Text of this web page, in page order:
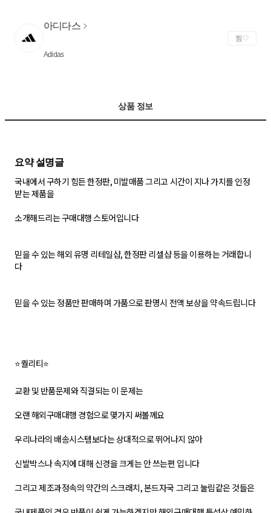
아디다스
Adidas
찜
상품 정보
요약 설명글
국내에서 구하기 힘든 한정판, 미발매품 그리고 시간이 지나 가치를 인정
받는 제품을
소개해드리는 구매대행 스토어입니다
믿을 수 있는 해외 유명 리테일샵, 한정판 리셀샵 등을 이용하는 거래합니
다
믿을 수 있는 정품만 판매하며 가품으로 판명시 전액 보상을 약속드립니다
⭐퀄리티⭐
교환 및 반품문제와 직결되는 이 문제는
오랜 해외구매대행 경험으로 몇가지 써볼께요
우리나라의 배송시스템보다는 상대적으로 뛰어나지 않아
신발박스나 속지에 대해 신경을 크게는 안 쓰는편 입니다
그리고 제조과정속의 약간의 스크래치, 본드자국 그리고 눌림같은 것들은